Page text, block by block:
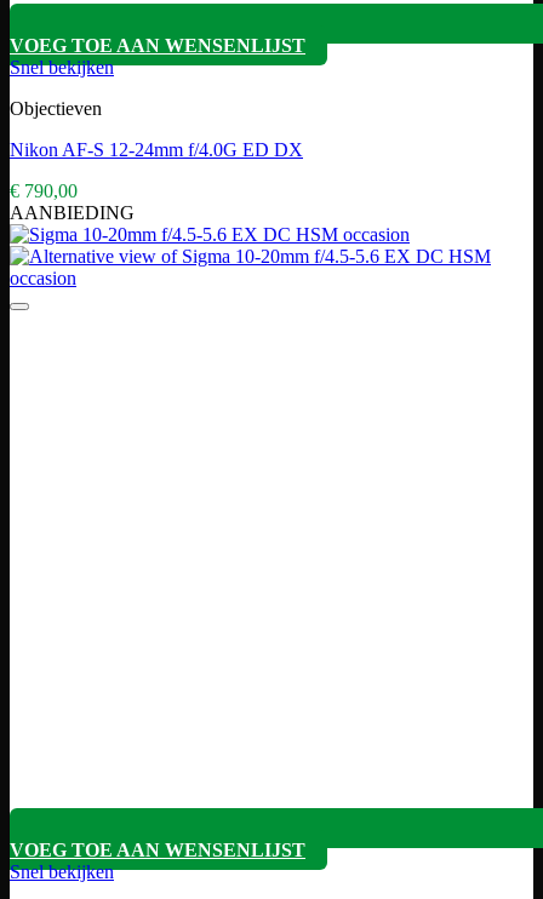
VOEG TOE AAN WENSENLIJST
Snel bekijken
Objectieven
Nikon AF-S 12-24mm f/4.0G ED DX
€ 790,00
AANBIEDING
VOEG TOE AAN WENSENLIJST
Snel bekijken